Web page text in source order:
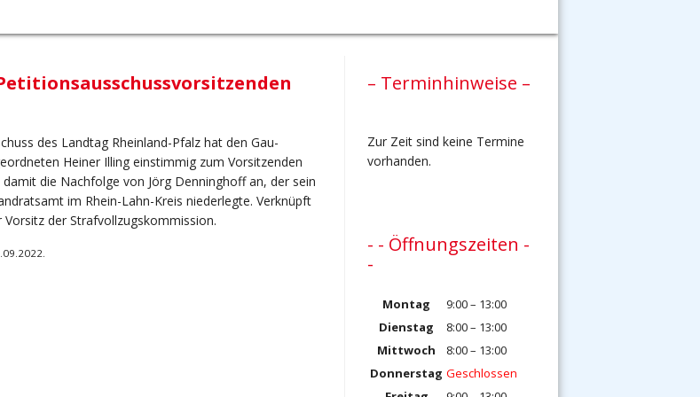
des Landtag Rheinland-Pfalz hat den Gau-
Heiner Illing einstimmig zum Vorsitzenden
die Nachfolge von Jörg Denninghoff an, der sein
im Rhein-Lahn-Kreis niederlegte. Verknüpft
der Strafvollzugskommission.
– Terminhinweise –
Zur Zeit sind keine Termine
vorhanden.
- - Öffnungszeiten -
-
Montag
9:00 – 13:00
Dienstag
8:00 – 13:00
Mittwoch
8:00 – 13:00
Donnerstag Geschlossen